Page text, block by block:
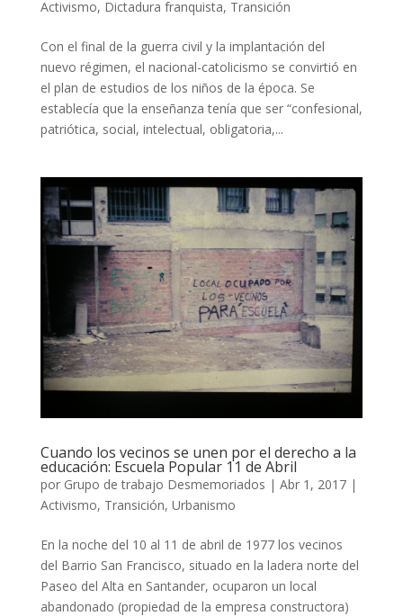
Activismo, Dictadura franquista, Transición
Con el final de la guerra civil y la implantación del
nuevo régimen, el nacional-catolicismo se convirtió en
el plan de estudios de los niños de la época. Se
establecía que la enseñanza tenía que ser “confesional,
patriótica, social, intelectual, obligatoria,...
Cuando los vecinos se unen por el derecho a la
educación: Escuela Popular 11 de Abril
por Grupo de trabajo Desmemoriados | Abr 1, 2017|
Activismo, Transición, Urbanismo
En la noche del 10 al 11 de abril de 1977 los vecinos
del Barrio San Francisco, situado en la ladera norte del
Paseo del Alta en Santander, ocuparon un local
abandonado (propiedad de la empresa constructora)